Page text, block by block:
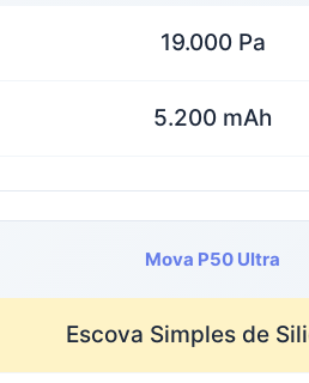
19.000 Pa
5.200 mAh
Mova P50 Ultra
Escova Simples de